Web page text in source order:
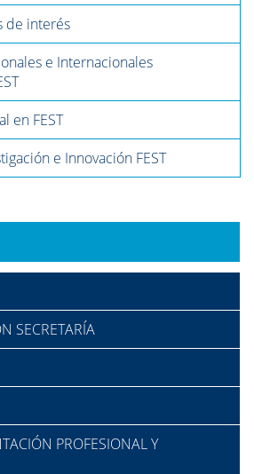
de interés
e Internacionales
en FEST
e Innovación FEST
SECRETARÍA
PROFESIONAL Y